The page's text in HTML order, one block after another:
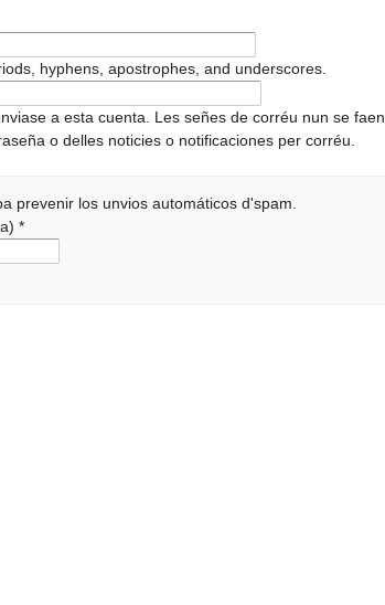
hyphens, apostrophes, and underscores.
a esta cuenta. Les señes de corréu nun se faen
o delles noticies o notificaciones per corréu.
prevenir los unvios automáticos d'spam.
*